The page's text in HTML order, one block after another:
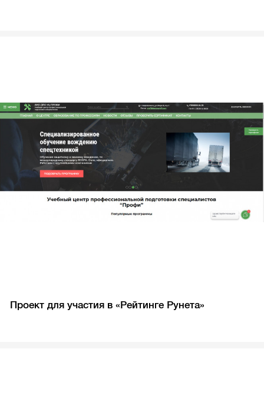
Проект для участия в «Рейтинге Рунета»